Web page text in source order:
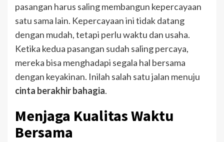
pasangan harus saling membangun kepercayaan
satu sama lain. Kepercayaan ini tidak datang
dengan mudah, tetapi perlu waktu dan usaha.
Ketika kedua pasangan sudah saling percaya,
mereka bisa menghadapi segala hal bersama
dengan keyakinan. Inilah salah satu jalan menuju
cinta berakhir bahagia.
Menjaga Kualitas Waktu
Bersama